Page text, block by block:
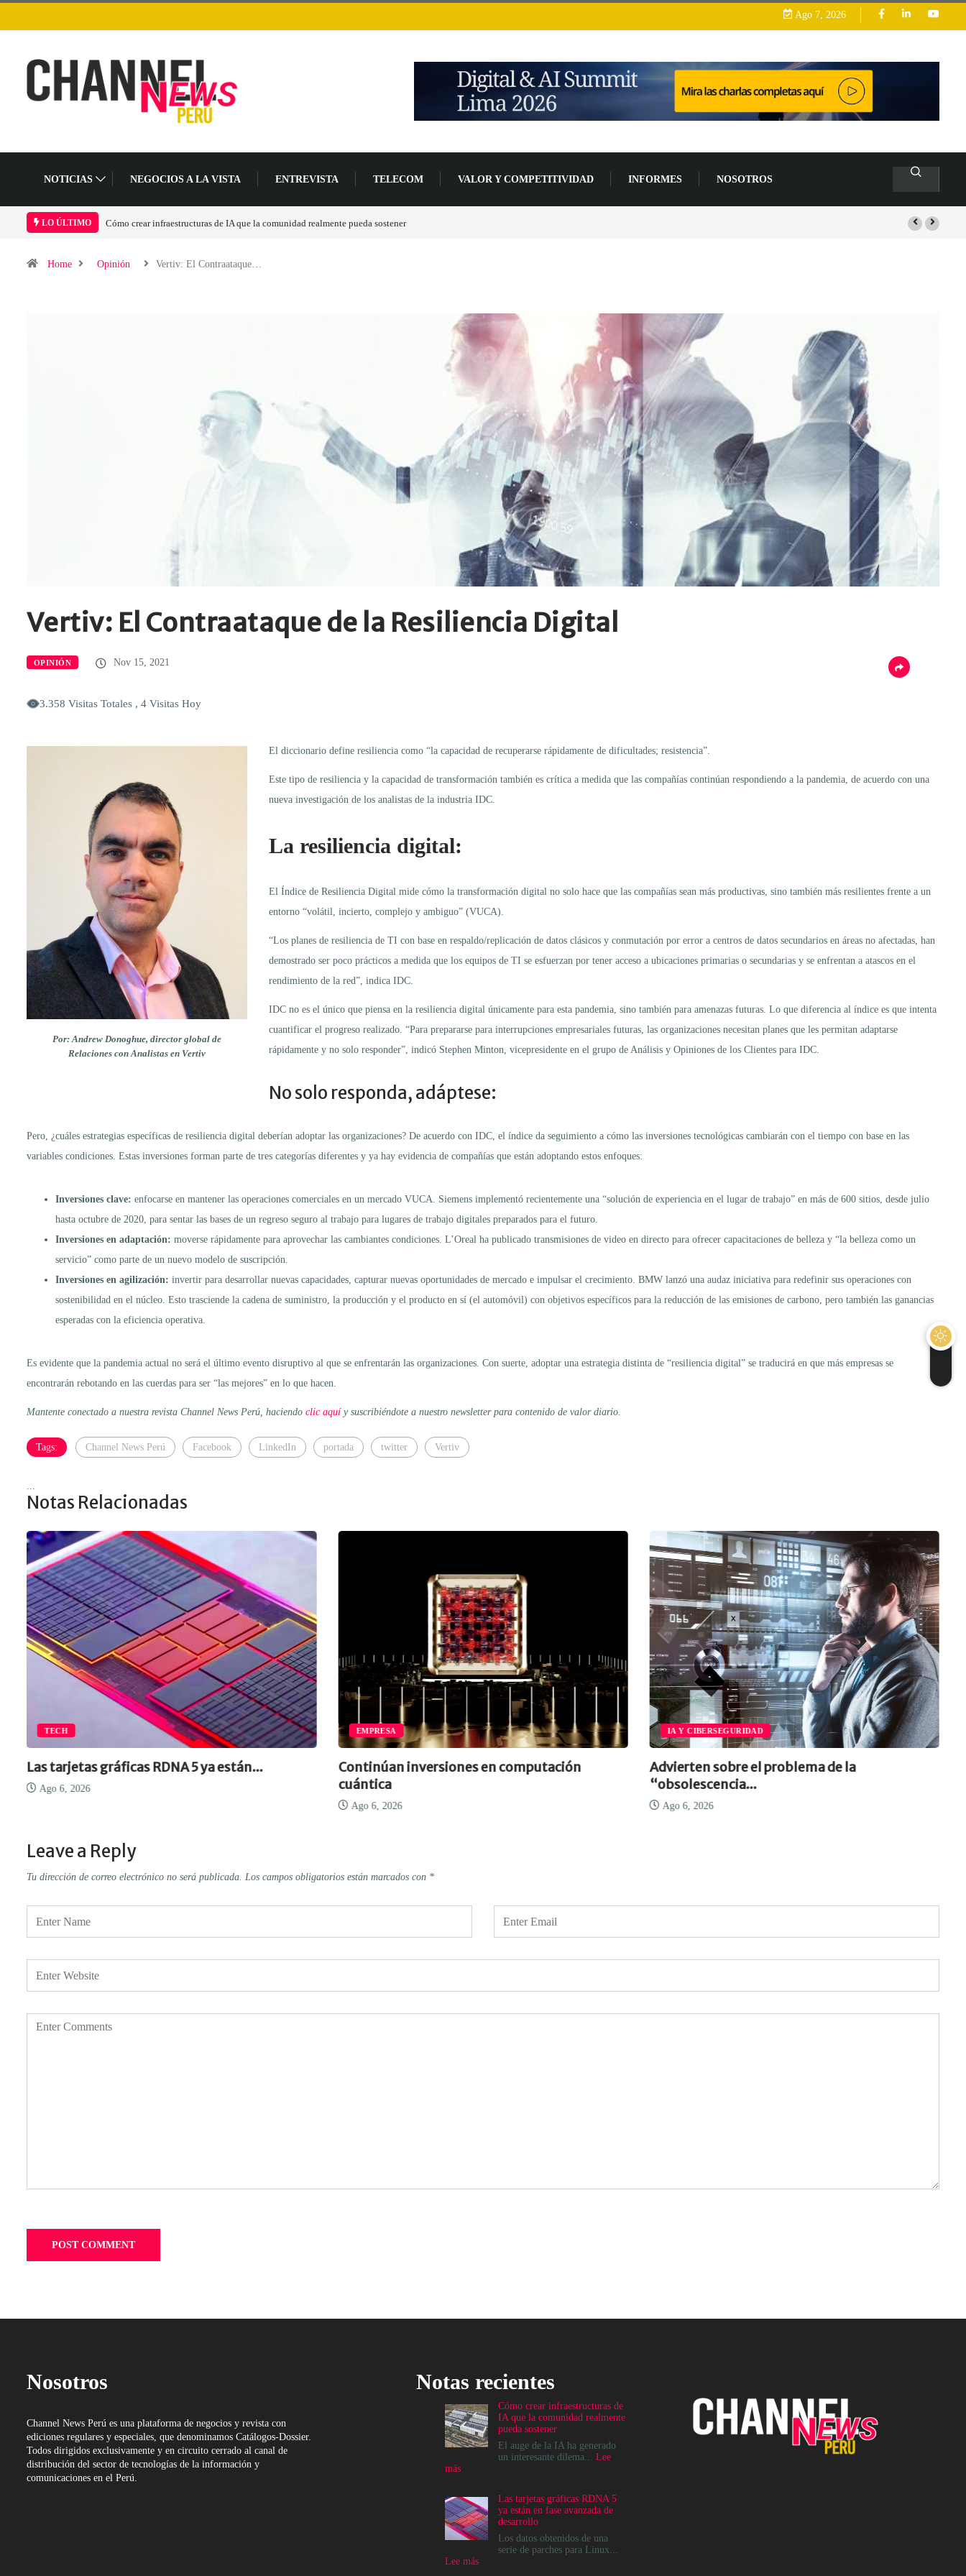
Ago 7, 2026
NOTICIAS NEGOCIOS A LA VISTA ENTREVISTA TELECOM VALOR Y COMPETITIVIDAD INFORMES NOSOTROS
LO ÚLTIMO
pueda sostener Las tarjetas gráficas RDNA 5 ya están en fase avanzada de desarrollo
Home Opinión Vertiv: El Contraataque…
Vertiv: El Contraataque de la Resiliencia Digital
OPINIÓN Nov 15, 2021
3.358 Visitas Totales , 4 Visitas Hoy
Por: Andrew Donoghue, director global de
Relaciones con Analistas en Vertiv
El diccionario define resiliencia como “la capacidad de recuperarse rápidamente de dificultades; resistencia”.
Este tipo de resiliencia y la capacidad de transformación también es crítica a medida que las compañías continúan respondiendo a la pandemia, de acuerdo con una
nueva investigación de los analistas de la industria IDC.
La resiliencia digital:
El Índice de Resiliencia Digital mide cómo la transformación digital no solo hace que las compañías sean más productivas, sino también más resilientes frente a un
entorno “volátil, incierto, complejo y ambiguo” (VUCA).
“Los planes de resiliencia de TI con base en respaldo/replicación de datos clásicos y conmutación por error a centros de datos secundarios en áreas no afectadas, han
demostrado ser poco prácticos a medida que los equipos de TI se esfuerzan por tener acceso a ubicaciones primarias o secundarias y se enfrentan a atascos en el
rendimiento de la red”, indica IDC.
IDC no es el único que piensa en la resiliencia digital únicamente para esta pandemia, sino también para amenazas futuras. Lo que diferencia al índice es que intenta
cuantificar el progreso realizado. “Para prepararse para interrupciones empresariales futuras, las organizaciones necesitan planes que les permitan adaptarse
rápidamente y no solo responder”, indicó Stephen Minton, vicepresidente en el grupo de Análisis y Opiniones de los Clientes para IDC.
No solo responda, adáptese:
Pero, ¿cuáles estrategias específicas de resiliencia digital deberían adoptar las organizaciones? De acuerdo con IDC, el índice da seguimiento a cómo las inversiones tecnológicas cambiarán con el tiempo con base en las
variables condiciones. Estas inversiones forman parte de tres categorías diferentes y ya hay evidencia de compañías que están adoptando estos enfoques:
Inversiones clave: enfocarse en mantener las operaciones comerciales en un mercado VUCA. Siemens implementó recientemente una “solución de experiencia en el lugar de trabajo” en más de 600 sitios, desde julio
hasta octubre de 2020, para sentar las bases de un regreso seguro al trabajo para lugares de trabajo digitales preparados para el futuro.
Inversiones en adaptación: moverse rápidamente para aprovechar las cambiantes condiciones. L’Oreal ha publicado transmisiones de video en directo para ofrecer capacitaciones de belleza y “la belleza como un
servicio” como parte de un nuevo modelo de suscripción.
Inversiones en agilización: invertir para desarrollar nuevas capacidades, capturar nuevas oportunidades de mercado e impulsar el crecimiento. BMW lanzó una audaz iniciativa para redefinir sus operaciones con
sostenibilidad en el núcleo. Esto trasciende la cadena de suministro, la producción y el producto en sí (el automóvil) con objetivos específicos para la reducción de las emisiones de carbono, pero también las ganancias
esperadas con la eficiencia operativa.
Es evidente que la pandemia actual no será el último evento disruptivo al que se enfrentarán las organizaciones. Con suerte, adoptar una estrategia distinta de “resiliencia digital” se traducirá en que más empresas se
encontrarán rebotando en las cuerdas para ser “las mejores” en lo que hacen.
Mantente conectado a nuestra revista Channel News Perú, haciendo clic aquíy suscribiéndote a nuestro newsletter para contenido de valor diario.
Tags: Channel News Perú Facebook LinkedIn portada twitter Vertiv
Notas Relacionadas
TECH
Las tarjetas gráficas RDNA 5 ya están...
Ago 6, 2026
EMPRESA
Continúan inversiones en computación
cuántica
Ago 6, 2026
IA Y CIBERSEGURIDAD
Advierten sobre el problema de la
“obsolescencia...
Ago 6, 2026
Leave a Reply
Tu dirección de correo electrónico no será publicada. Los campos obligatorios están marcados con *
Nosotros
Channel News Perú es una plataforma de negocios y revista con
ediciones regulares y especiales, que denominamos Catálogos-Dossier.
Todos dirigidos exclusivamente y en circuito cerrado al canal de
distribución del sector de tecnologías de la información y
comunicaciones en el Perú.
Notas recientes
Cómo crear infraestructuras de
IA que la comunidad realmente
pueda sostener
El auge de la IA ha generado
un interesante dilema... Lee
más:
infraestructuras
de
IA
que
comunidad
Las tarjetas gráficas RDNA 5
ya están en fase avanzada de
desarrollo
Los datos obtenidos de una
serie de parches para Linux...
Lee más: